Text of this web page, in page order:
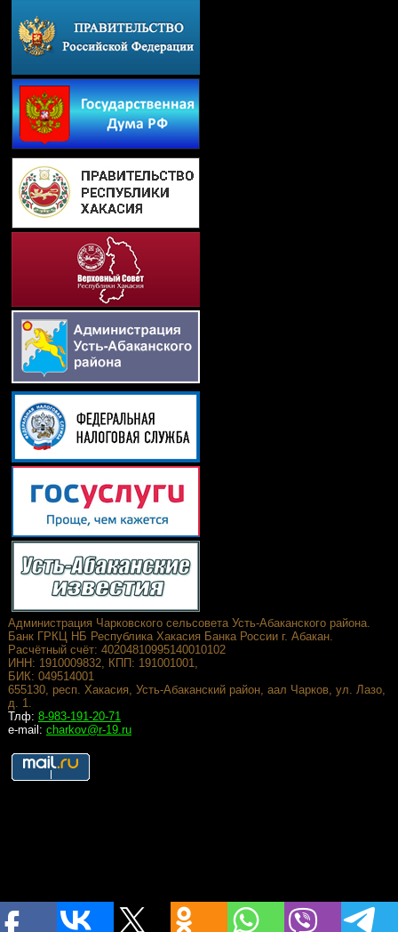
Администрация Чарковского сельсовета Усть-Абаканского района.
Банк ГРКЦ НБ Республика Хакасия Банка России г. Абакан.
Расчётный счёт: 40204810995140010102
ИНН: 1910009832, КПП: 191001001,
БИК: 049514001
655130, респ. Хакасия, Усть-Абаканский район, аал Чарков, ул. Лазо,
д. 1.
Тлф: 8-983-191-20-71
e-mail: charkov@r-19.ru